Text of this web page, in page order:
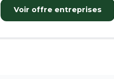
Voir offre entreprises